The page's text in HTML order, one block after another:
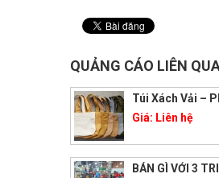
QUẢNG CÁO LIÊN
Túi Xách Vải –
Giá: Liên hệ
BÁN GÌ VỚI 3